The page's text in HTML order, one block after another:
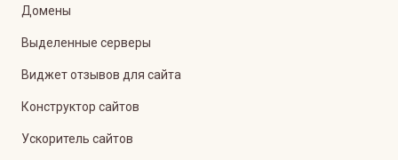
Домены
Выделенные серверы
Виджет отзывов для сайта
Конструктор сайтов
Ускоритель сайтов